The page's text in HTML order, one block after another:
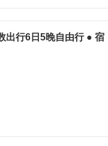
出行6日5晚自由行 ● 宿